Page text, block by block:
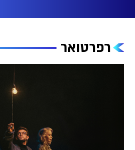
רפרטואר